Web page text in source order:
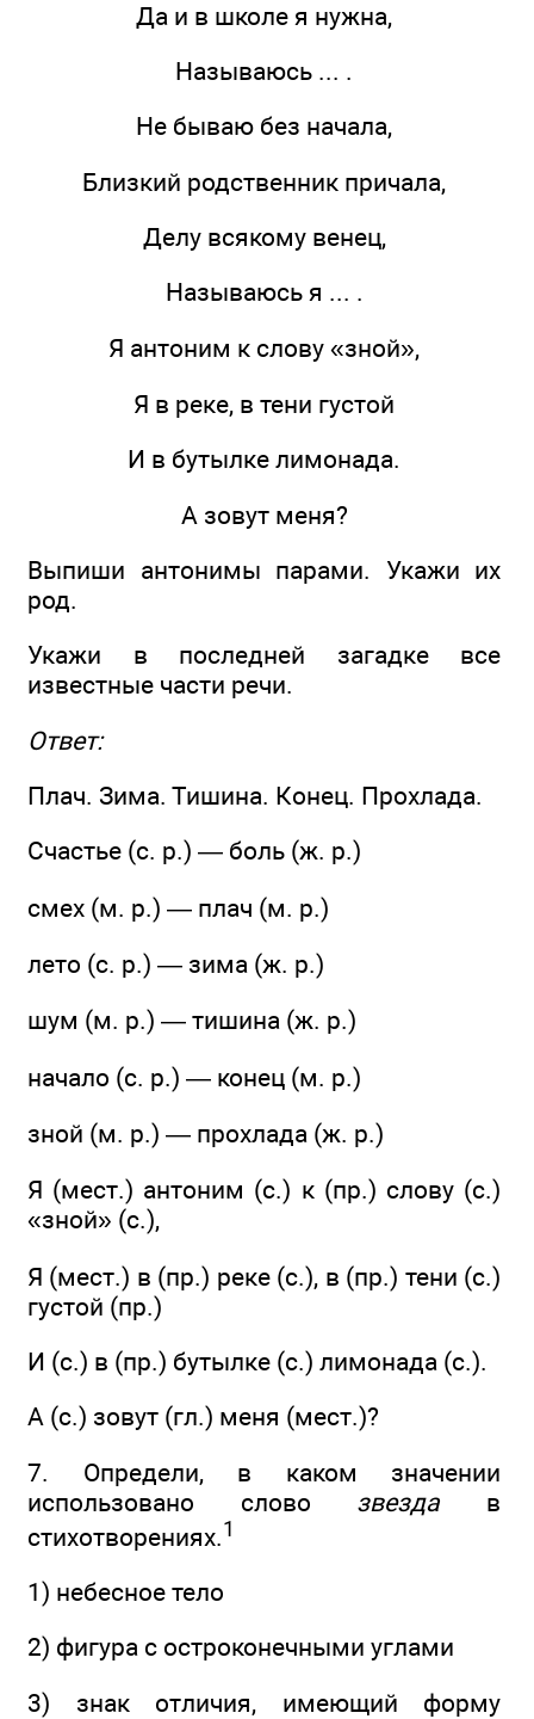
Да и в школе я нужна,
Называюсь ... .
Не бываю без начала,
Близкий родственник причала,
Делу всякому венец,
Называюсь я ... .
Я антоним к слову «зной»,
Я в реке, в тени густой
И в бутылке лимонада.
А зовут меня?
Выпиши антонимы парами. Укажи их
род.
Укажи в последней загадке все
известные части речи.
Ответ:
Плач. Зима. Тишина. Конец. Прохлада.
Счастье (с. р.) — боль (ж. р.)
смех (м. р.) — плач (м. р.)
лето (с. р.) — зима (ж. р.)
шум (м. р.) — тишина (ж. р.)
начало (с. р.) — конец (м. р.)
зной (м. р.) — прохлада (ж. р.)
Я (мест.) антоним (с.) к (пр.) слову (с.)
«зной» (с.),
Я (мест.) в (пр.) реке (с.), в (пр.) тени (с.)
густой (пр.)
И (с.) в (пр.) бутылке (с.) лимонада (с.).
А (с.) зовут (гл.) меня (мест.)?
7. Определи, в каком значении
использовано слово звезда в
стихотворениях.1
1) небесное тело
2) фигура с остроконечными углами
3) знак отличия, имеющий форму